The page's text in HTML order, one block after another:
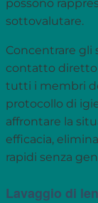
possono
sottovalutare.
Concentrare gli
contatto diretto
tutti i membri
protocollo di
affrontare la
efficacia,
rapidi senza
Lavaggio di